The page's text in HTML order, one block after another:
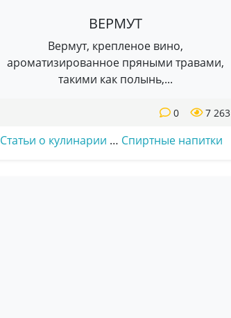
ВЕРМУТ
Вермут, крепленое вино,
ароматизированное пряными травами,
такими как полынь,...
7 263
0
Статьи о кулинарии … Спиртные напитки